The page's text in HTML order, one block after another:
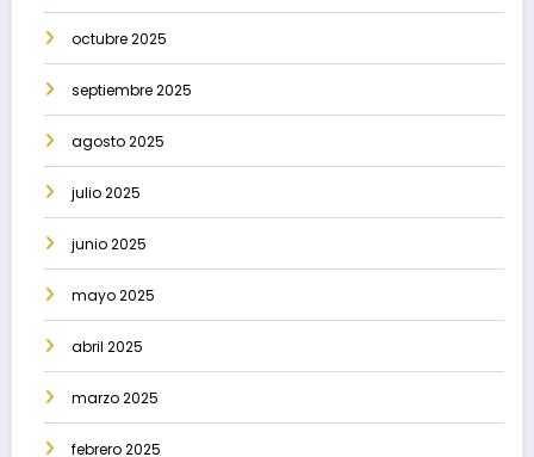
octubre 2025
septiembre 2025
agosto 2025
julio 2025
junio 2025
mayo 2025
abril 2025
marzo 2025
febrero 2025